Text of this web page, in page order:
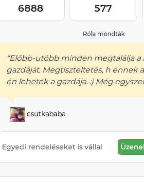
6888 577
Róla mondták
“Előbb-utóbb minden megtalálja a
gazdáját. Megtiszteltetés, h ennek
én lehetek a gazdája. :) Még
csutkababa
Egyedi rendeléseket is vállal